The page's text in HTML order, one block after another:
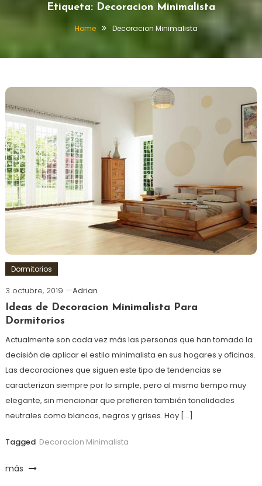
Etiqueta: Decoracion Minimalista
Home Decoracion Minimalista
Dormitorios
3 octubre, 2019
Adrian
Ideas de Decoracion Minimalista Para
Dormitorios
Actualmente son cada vez más las personas que han tomado la
decisión de aplicar el estilo minimalista en sus hogares y oficinas.
Las decoraciones que siguen este tipo de tendencias se
caracterizan siempre por lo simple, pero al mismo tiempo muy
elegante, sin mencionar que prefieren también tonalidades
neutrales como blancos, negros y grises. Hoy […]
Tagged Decoracion Minimalista
más